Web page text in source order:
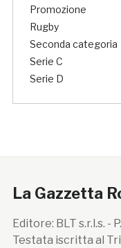
Promozione
Rugby
Seconda categoria
Serie C
Serie D
La Gazzetta
Editore: BLT s.r.l.s. -
Testata iscritta al